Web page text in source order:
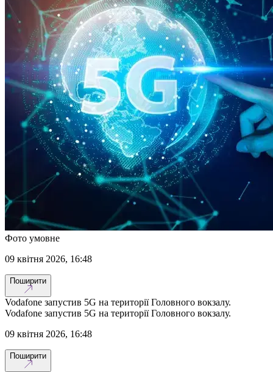
Фото умовне
09 квітня 2026, 16:48
Поширити
Vodafone запустив 5G на території Головного вокзалу.
Vodafone запустив 5G на території Головного вокзалу.
09 квітня 2026, 16:48
Поширити